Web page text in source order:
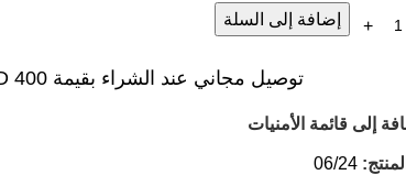
إضافة إلى السلة
توصيل مجاني عند الشراء بقيمة AED 400 يورو أو أكثر
إلى قائمة الأمنيات
06/24